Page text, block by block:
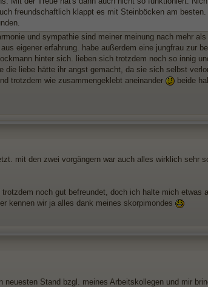
freundschaftlich klappt es mit Steinböcken am
und sympathie sind meiner meinung nach mehr
eigener erfahrung. habe außerdem eine jungfrau zur
hinter sich. lieben sich trotzdem noch so innig
die liebe hätte ihr angst gemacht, da sie sich selbst
trotzdem wie zusammengeklebt aneinander
beide
mit den zwei vorgängern war auch alles wirklich sehr
noch gut befreundet, doch ich halte mich etwas
kennen wir ja alles dank meines skorpimondes
neuesten Stand bzgl. meines Arbeitskollegen und mir